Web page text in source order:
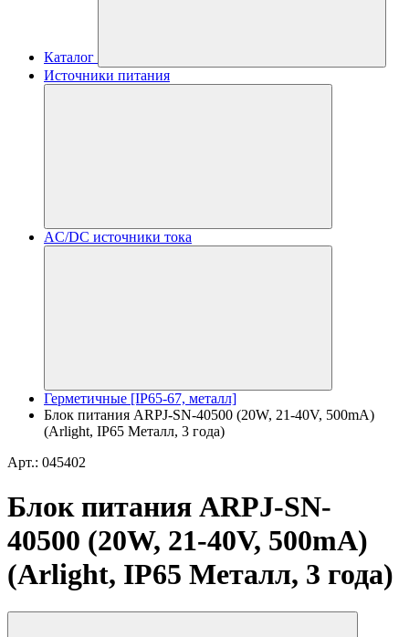
Каталог
Источники питания
AC/DC источники тока
Герметичные [IP65-67, металл]
Блок питания ARPJ-SN-40500 (20W, 21-40V, 500mA)
(Arlight, IP65 Металл, 3 года)
Арт.: 045402
Блок питания ARPJ-SN-
40500 (20W, 21-40V, 500mA)
(Arlight, IP65 Металл, 3 года)